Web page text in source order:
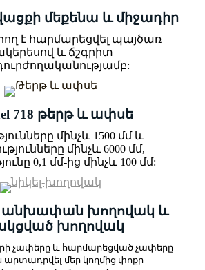
մեքենա և միջադիր
է հարմարեցվել պայծառ
և ճշգրիտ
718 թերթ և ափսե
մինչև 1500 մմ և
մինչև 6000 մմ,
0,1 մմ-ից մինչև 100 մմ:
անխափան խողովակ և
խողովակ
չափերը և հարմարեցված չափերը
արտադրվել մեր կողմից փոքր